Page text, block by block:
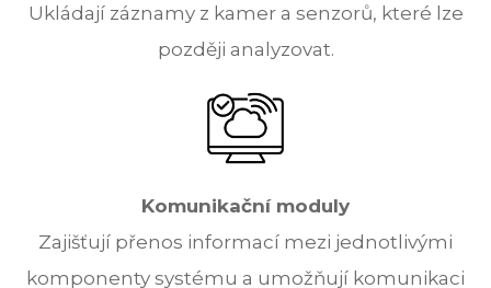
Ukládají záznamy z kamer a senzorů, které lze
později analyzovat.
Komunikační moduly
Zajišťují přenos informací mezi jednotlivými
komponenty systému a umožňují komunikaci